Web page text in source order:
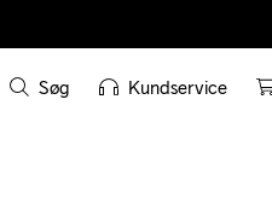
Søg Kundservice